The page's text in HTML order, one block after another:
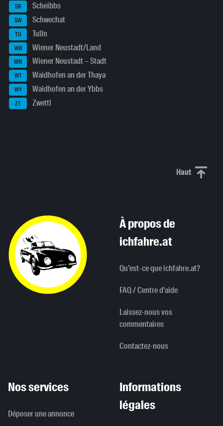
SB Scheibbs
SW Schwechat
TU Tulln
WB Wiener Neustadt/Land
WN Wiener Neustadt – Stadt
WT Waidhofen an der Thaya
WY Waidhofen an der Ybbs
ZT Zwettl
HautHaut de
À propos de
ichfahre.at
Qu’est-ce que ichfahre.at?
FAQ / Centre d'aide
Laissez-nous vos
commentaires
Contactez-nous
Nos services
Déposer une annonce
Informations
légales